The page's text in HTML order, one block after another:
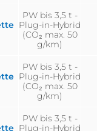
PW bis 3,5 t -
Plug-in-Hybrid
(CO₂ max. 50
g/km)
PW bis 3,5 t -
Plug-in-Hybrid
(CO₂ max. 50
g/km)
PW bis 3,5 t -
Plug-in-Hybrid